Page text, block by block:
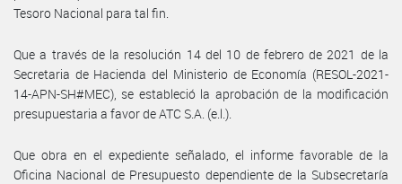
Tesoro Nacional para tal fin.
Que a través de la resolución 14 del 10 de febrero de 2021 de la
Secretaria de Hacienda del Ministerio de Economía (RESOL-2021-
14-APN-SH#MEC), se estableció la aprobación de la modificación
presupuestaria a favor de ATC S.A. (e.l.).
Que obra en el expediente señalado, el informe favorable de la
Oficina Nacional de Presupuesto dependiente de la Subsecretaría